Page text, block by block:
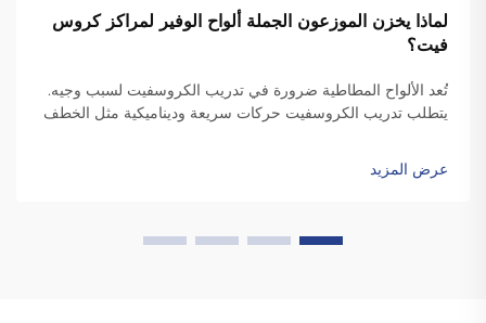
لماذا يخزن الموزعون الجملة ألواح الوفير لمراكز كروس
فيت؟
تُعد الألواح المطاطية ضرورة في تدريب الكروسفيت لسبب وجيه.
يتطلب تدريب الكروسفيت حركات سريعة وديناميكية مثل الخطف
القياسية، فإن الألواح المطاطية عالية الجودة تكون متينة بدرجة
كافية ل...
عرض المزيد